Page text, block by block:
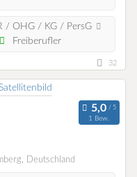
/ OHG / KG / PersG
Freiberufler
32
1 Bew.
Deutschland